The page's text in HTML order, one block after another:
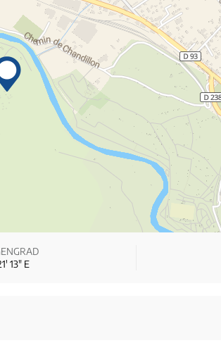
13″ E